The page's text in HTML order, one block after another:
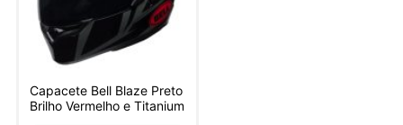
Capacete Bell Blaze Preto
Brilho Vermelho e Titanium